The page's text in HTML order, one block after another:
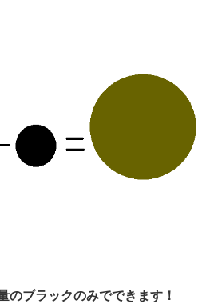
のブラックのみでできます！